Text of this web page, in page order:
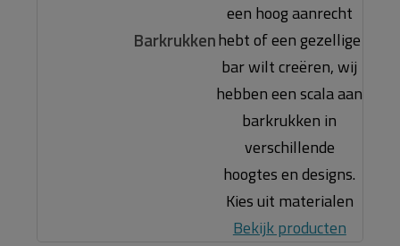
Barkrukken
een hoog aanrecht
hebt of een gezellige
bar wilt creëren, wij
hebben een scala aan
barkrukken in
verschillende
hoogtes en designs.
Kies uit materialen
Bekijk producten